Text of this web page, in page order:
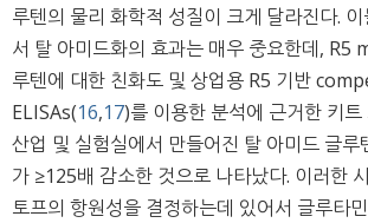
루텐의 물리 화학적 성질이 크게 달라진다.
서 탈 아미드화의 효과는 매우 중요한데, R5
루텐에 대한 친화도 및 상업용 R5 기반
ELISAs(16,17)를 이용한 분석에 근거한 키
산업 및 실험실에서 만들어진 탈 아미드 글루
가 ≥125배 감소한 것으로 나타났다. 이러한
토프의 항원성을 결정하는데 있어서 글루타